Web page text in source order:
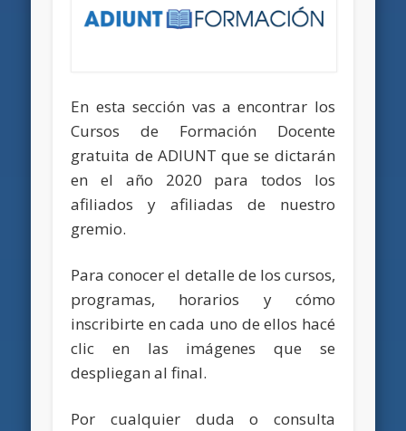
En esta sección vas a encontrar los
Cursos de Formación Docente
gratuita de ADIUNT que se dictarán
en el año 2020 para todos los
afiliados y afiliadas de nuestro
gremio.
Para conocer el detalle de los cursos,
programas, horarios y cómo
inscribirte en cada uno de ellos hacé
clic en las imágenes que se
despliegan al final.
Por cualquier duda o consulta